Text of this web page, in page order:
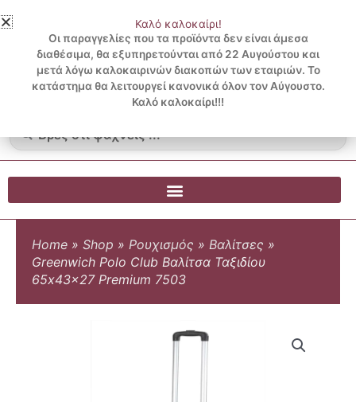
στο
περιεχόμενο
3 ΔΟΣΕΙΣ ΧΩΡΙΣ ΠΙΣΤΩΤΙΚΗ ΜΕ KLARNA
...
Λογαριασμός
Blog
0.00€
0
Cart
Home » Shop » Ρουχισμός » Βαλίτσες »
Greenwich Polo Club Βαλίτσα Ταξιδίου
65x43x27 Premium 7503
Καλό καλοκαίρι!
Οι παραγγελίες που τα προϊόντα δεν είναι άμεσα
διαθέσιμα, θα εξυπηρετούνται από 22 Αυγούστου και
μετά λόγω καλοκαιρινών διακοπών των εταιριών. Το
κατάστημα θα λειτουργεί κανονικά όλον τον Αύγουστο.
Καλό καλοκαίρι!!!